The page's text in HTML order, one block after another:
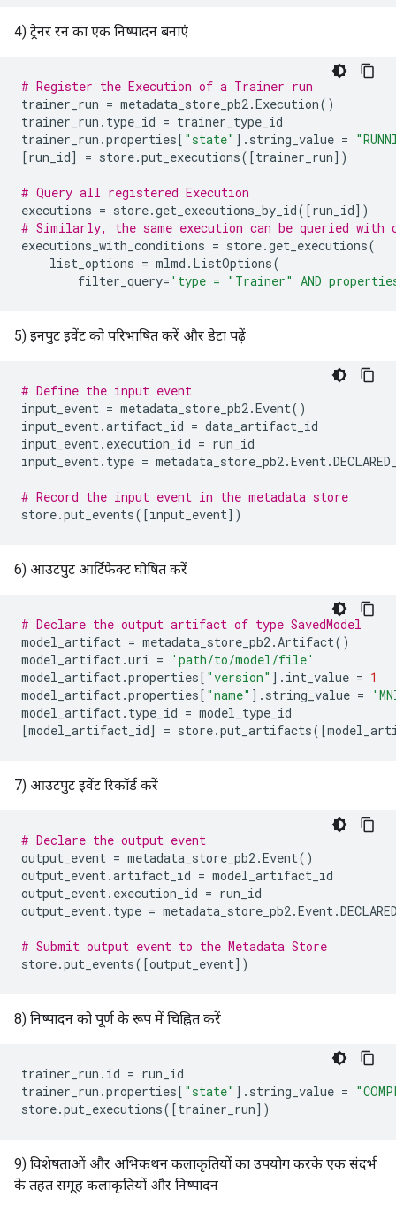
4) ट्रेनर रन का एक निष्पादन बनाएं
# Register the Execution of a Trainer run
trainer_run = metadata_store_pb2.Execution()
trainer_run . type_id = trainer_type_id
trainer_run .properties[ "state" ] . string_value =
[run_id] = store.put_executions([trainer_run])
# Query all registered Execution
executions = store.get_executions_by_id([run_id])
# Similarly, the same execution can be queried with
executions_with_conditions = store.get_executions(
list_options = mlmd . ListOptions(
filter_query= 'type = "Trainer" AND
5) इनपुट इवेंट को परिभाषित करें और डेटा पढ़ें
# Define the input event
input_event = metadata_store_pb2.Event()
input_event.artifact_id = data_artifact_id
input_event. execution_id = run_id
input_event. type = metadata_store_pb2.Event.
# Record the input event in the metadata store
store.put_events([input_event])
6) आउटपुट आर्टिफैक्ट घोषित करें
# Declare the output artifact of type SavedModel
model_artifact = metadata_store_pb2.Artifact()
model_artifact.uri =
'path/to/model/file'
model_artifact.properties[ "version" ] . int_value = 1
model_artifact.properties[ "name" ] . string_value =
model_artifact. type_id = model_type_id
[model_artifact_id] = store.put_artifacts([
7) आउटपुट इवेंट रिकॉर्ड करें
# Declare the output event
output_event = metadata_store_pb2.Event()
output_event.artifact_id = model_artifact_id
output_event. execution_id = run_id
output_event. type = metadata_store_pb2.Event.
# Submit output event to the Metadata Store
store.put_events([output_event])
8) निष्पादन को पूर्ण के रूप में चिह्नित करें
trainer_run . id = run_id
trainer_run .properties[ "state" ] . string_value =
store.put_executions([trainer_run])
9) विशेषताओं और अभिकथन कलाकृतियों का उपयोग करके एक संदर्भ
के तहत समूह कलाकृतियों और निष्पादन